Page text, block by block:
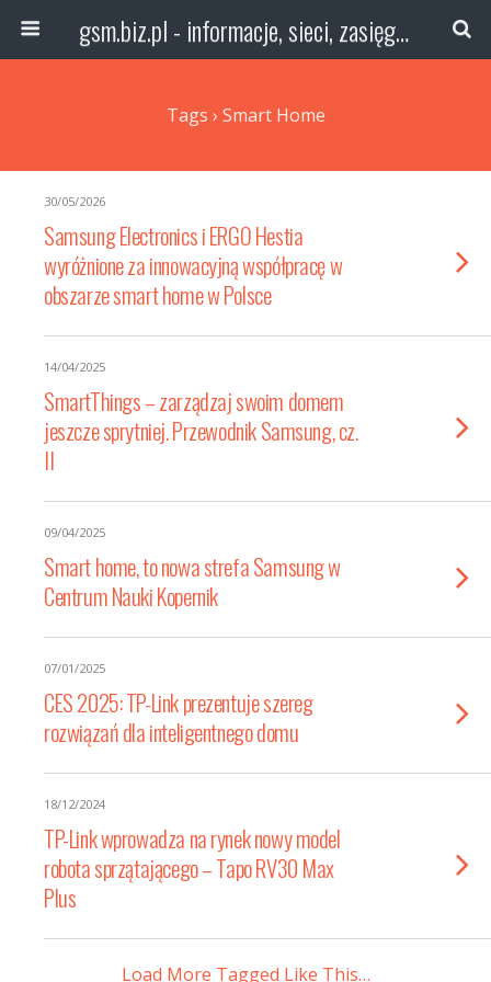
gsm.biz.pl - informacje, sieci, zasięg technologie
Tags › Smart Home
30/05/2026
Samsung Electronics i ERGO Hestia
wyróżnione za innowacyjną współpracę w
obszarze smart home w Polsce
14/04/2025
SmartThings – zarządzaj swoim domem
jeszcze sprytniej. Przewodnik Samsung, cz.
II
09/04/2025
Smart home, to nowa strefa Samsung w
Centrum Nauki Kopernik
07/01/2025
CES 2025: TP-Link prezentuje szereg
rozwiązań dla inteligentnego domu
18/12/2024
TP-Link wprowadza na rynek nowy model
robota sprzątającego – Tapo RV30 Max
Plus
Load More Tagged Like This…